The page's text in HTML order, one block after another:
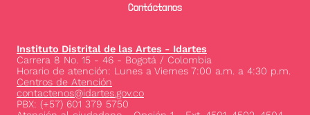
Contáctanos
Instituto Distrital de las Artes - Idartes
Carrera 8 No. 15 - 46 - Bogotá / Colombia
Horario de atención: Lunes a Viernes 7:00 a.m. a 4:30 p.m.
Centros de Atención
contactenos@idartes.gov.co
PBX: (+57) 601 379 5750